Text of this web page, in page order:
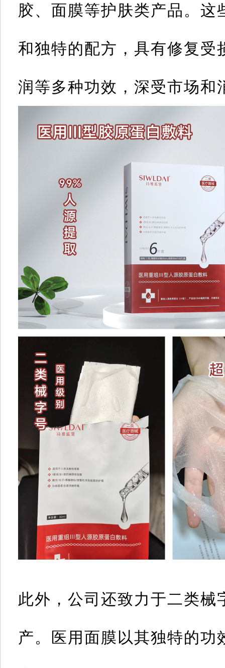
胶、面膜等护肤类产品。
和独特的配方，具有修复受
润等多种功效，深受市场和
此外，公司还致力于二类械
产。医用面膜以其独特的